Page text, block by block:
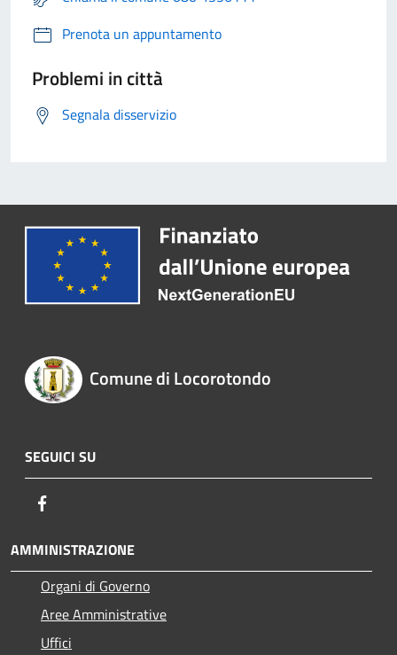
Prenota un appuntamento
Problemi in città
Segnala disservizio
Comune di Locorotondo
SEGUICI SU
AMMINISTRAZIONE
Organi di Governo
Aree Amministrative
Uffici